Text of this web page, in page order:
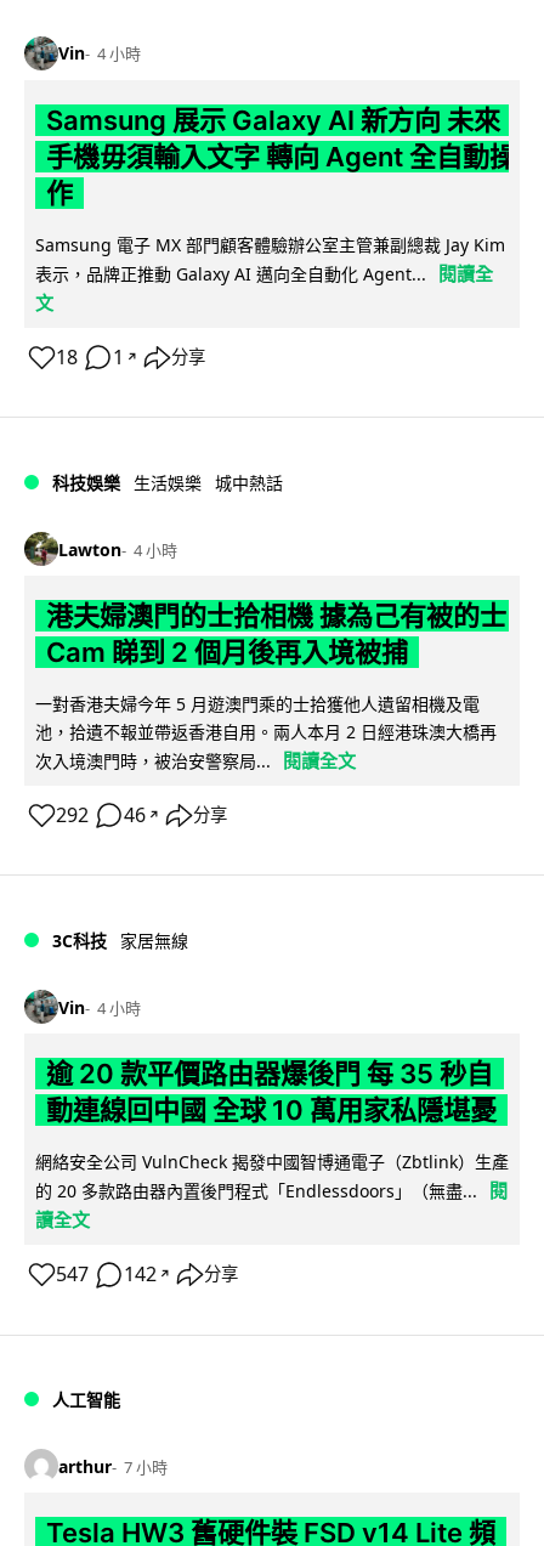
Vin 4 小時
Samsung 展示 Galaxy AI 新方向 未來
手機毋須輸入文字 轉向 Agent 全自動操
作
Samsung 電子 MX 部門顧客體驗辦公室主管兼副總裁 Jay Kim
表示，品牌正推動 Galaxy AI 邁向全自動化 Agent...
閱讀全
文
18 1 ↗ 分享
科技娛樂 生活娛樂 城中熱話
Lawton 4 小時
港夫婦澳門的士拾相機 據為己有被的士
Cam 睇到 2 個月後再入境被捕
一對香港夫婦今年 5 月遊澳門乘的士拾獲他人遺留相機及電
池，拾遺不報並帶返香港自用。兩人本月 2 日經港珠澳大橋再
次入境澳門時，被治安警察局...
閱讀全文
292 46 ↗ 分享
3C科技 家居無線
Vin 4 小時
逾 20 款平價路由器爆後門 每 35 秒自
動連線回中國 全球 10 萬用家私隱堪憂
網絡安全公司 VulnCheck 揭發中國智博通電子（Zbtlink）生產
的 20 多款路由器內置後門程式「Endlessdoors」（無盡...
閱
讀全文
547 142 ↗ 分享
人工智能
arthur 7 小時
Tesla HW3 舊硬件裝 FSD v14 Lite 頻